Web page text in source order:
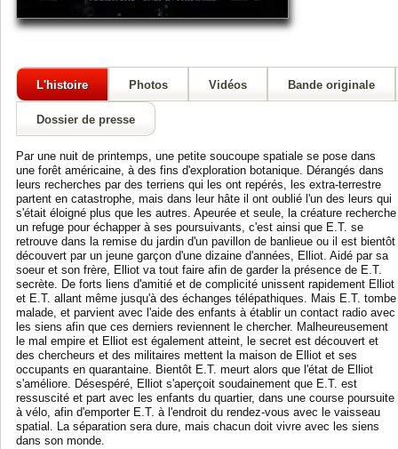
L'histoire Photos Vidéos Bande originale
Dossier de presse
Par une nuit de printemps, une petite soucoupe spatiale se pose dans
une forêt américaine, à des fins d'exploration botanique. Dérangés dans
leurs recherches par des terriens qui les ont repérés, les extra-terrestre
partent en catastrophe, mais dans leur hâte il ont oublié l'un des leurs qui
s'était éloigné plus que les autres. Apeurée et seule, la créature recherche
un refuge pour échapper à ses poursuivants, c'est ainsi que E.T. se
retrouve dans la remise du jardin d'un pavillon de banlieue ou il est bientôt
découvert par un jeune garçon d'une dizaine d'années, Elliot. Aidé par sa
soeur et son frère, Elliot va tout faire afin de garder la présence de E.T.
secrète. De forts liens d'amitié et de complicité unissent rapidement Elliot
et E.T. allant même jusqu'à des échanges télépathiques. Mais E.T. tombe
malade, et parvient avec l'aide des enfants à établir un contact radio avec
les siens afin que ces derniers reviennent le chercher. Malheureusement
le mal empire et Elliot est également atteint, le secret est découvert et
des chercheurs et des militaires mettent la maison de Elliot et ses
occupants en quarantaine. Bientôt E.T. meurt alors que l'état de Elliot
s'améliore. Désespéré, Elliot s'aperçoit soudainement que E.T. est
ressuscité et part avec les enfants du quartier, dans une course poursuite
à vélo, afin d'emporter E.T. à l'endroit du rendez-vous avec le vaisseau
spatial. La séparation sera dure, mais chacun doit vivre avec les siens
dans son monde.